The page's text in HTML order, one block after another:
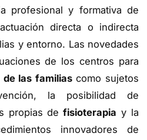
profesional y formativa de
directa o indirecta
y entorno. Las novedades
de los centros para
de las familiascomo sujetos
la posibilidad de
propias de fisioterapia y la
innovadores de